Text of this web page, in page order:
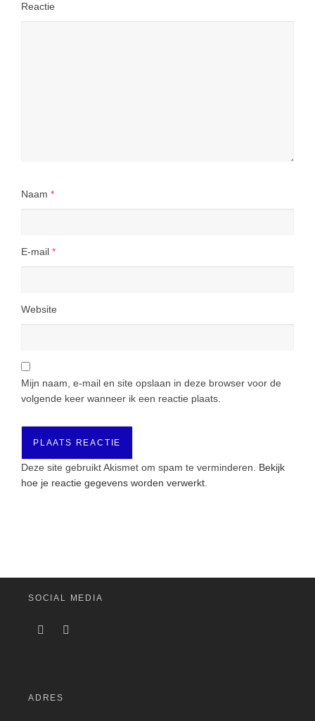
Reactie
Naam *
E-mail *
Website
Mijn naam, e-mail en site opslaan in deze browser voor de
volgende keer wanneer ik een reactie plaats.
Deze site gebruikt Akismet om spam te verminderen. Bekijk
hoe je reactie gegevens worden verwerkt
SOCIAL MEDIA
ADRES